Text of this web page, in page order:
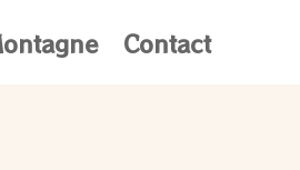
Contact